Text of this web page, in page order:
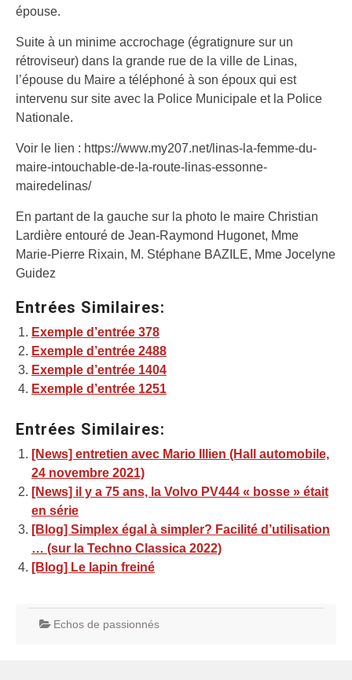
épouse.
Suite à un minime accrochage (égratignure sur un
rétroviseur) dans la grande rue de la ville de Linas,
l’épouse du Maire a téléphoné à son époux qui est
intervenu sur site avec la Police Municipale et la Police
Nationale.
Voir le lien : https://www.my207.net/linas-la-femme-du-
maire-intouchable-de-la-route-linas-essonne-
mairedelinas/
En partant de la gauche sur la photo le maire Christian
Lardière entouré de Jean-Raymond Hugonet, Mme
Marie-Pierre Rixain, M. Stéphane BAZILE, Mme Jocelyne
Guidez
Entrées Similaires:
Exemple d’entrée 378
Exemple d’entrée 2488
Exemple d’entrée 1404
Exemple d’entrée 1251
Entrées Similaires:
[News] entretien avec Mario Illien (Hall automobile,
24 novembre 2021)
[News] il y a 75 ans, la Volvo PV444 « bosse » était
en série
[Blog] Simplex égal à simpler? Facilité d’utilisation
… (sur la Techno Classica 2022)
[Blog] Le lapin freiné
Echos de passionnés